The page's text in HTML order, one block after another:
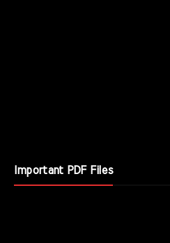
Important PDF Files